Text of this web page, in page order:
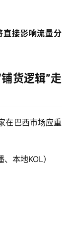
直接影响流量分
货逻辑”走
在巴西市场应重
、本地KOL）